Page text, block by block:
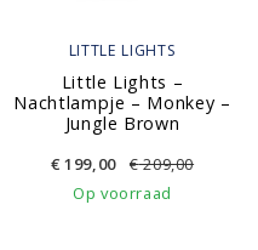
LITTLE LIGHTS
Little Lights –
Nachtlampje – Monkey –
Jungle Brown
€ 199,00 €209,00
Op voorraad